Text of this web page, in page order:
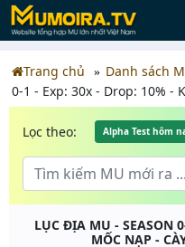
Trang chủ Danh sách
0-1 - Exp: 30x - Drop: 10% -
Lọc theo: Alpha Test hôm
LỤC ĐỊA MU - SEASON
MỐC NẠP -